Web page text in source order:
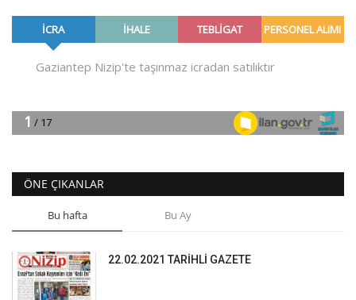
ÖNE ÇIKANLAR
Bu hafta Bu Ay
22.02.2021 TARİHLİ GAZETE